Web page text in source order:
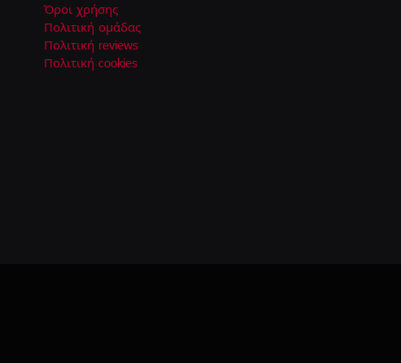
Όροι χρήσης
Πολιτική ομάδας
Πολιτική reviews
Πολιτική cookies